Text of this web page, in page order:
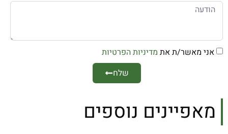
אני מאשר/ת את מדיניות הפרטיות
שלח
מאפיינים נוספים